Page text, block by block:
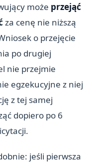
może przejąć
za cenę nie niższą
o przejęcie
po drugiej
nie przejmie
egzekucyjne z niej
z tej samej
dopiero po 6
jeśli pierwsza